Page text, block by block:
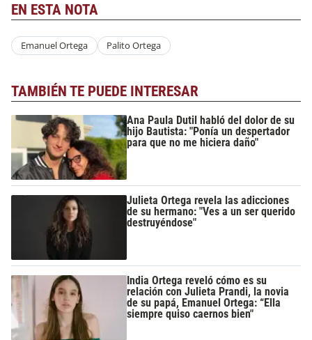
EN ESTA NOTA
Emanuel Ortega Palito Ortega
TAMBIÉN TE PUEDE INTERESAR
Ana Paula Dutil habló del dolor de su
hijo Bautista: "Ponía un despertador
para que no me hiciera daño"
Julieta Ortega revela las adicciones
de su hermano: "Ves a un ser querido
destruyéndose"
India Ortega reveló cómo es su
relación con Julieta Prandi, la novia
de su papá, Emanuel Ortega: “Ella
siempre quiso caernos bien"